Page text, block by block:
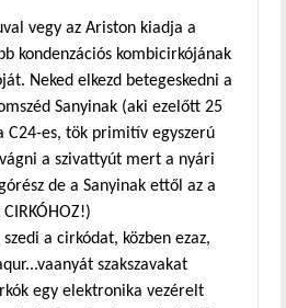
vegy az Ariston kiadja a
kondenzációs kombicirkójának
Neked elkezd betegeskedni a
Sanyinak (aki ezelőtt 25
es, tök primitív egyszerú
a szivattyút mert a nyári
de a Sanyinak ettől az a
a cirkódat, közben ezaz,
szakszavakat
egy elektronika vezérelt